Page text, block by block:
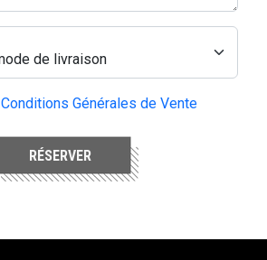
Conditions Générales de Vente
RÉSERVER